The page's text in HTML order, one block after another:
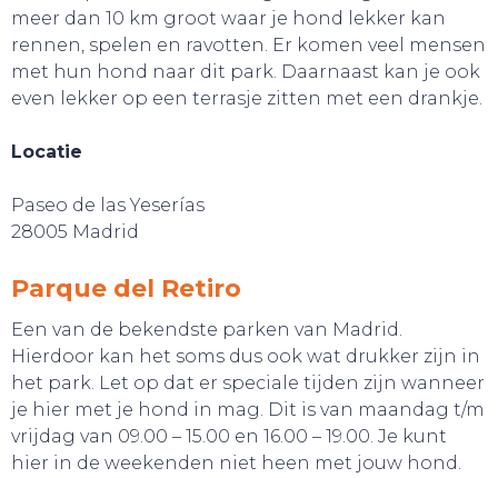
WEBSHOP
meer dan 10 km groot waar je hond lekker kan
rennen, spelen en ravotten. Er komen veel mensen
met hun hond naar dit park. Daarnaast kan je ook
even lekker op een terrasje zitten met een drankje.
Locatie
Paseo de las Yeserías
28005 Madrid
Parque del Retiro
Een van de bekendste parken van Madrid.
Hierdoor kan het soms dus ook wat drukker zijn in
het park. Let op dat er speciale tijden zijn wanneer
je hier met je hond in mag. Dit is van maandag t/m
vrijdag van 09.00 – 15.00 en 16.00 – 19.00. Je kunt
hier in de weekenden niet heen met jouw hond.